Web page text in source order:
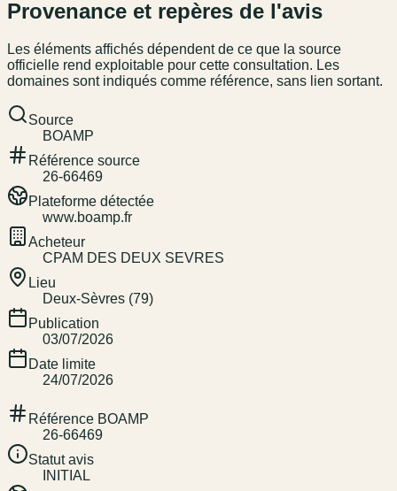
Provenance et repères de l'avis
Les éléments affichés dépendent de ce que la source
officielle rend exploitable pour cette consultation. Les
domaines sont indiqués comme référence, sans lien sortant.
Source
BOAMP
Référence source
26-66469
Plateforme détectée
www.boamp.fr
Acheteur
CPAM DES DEUX SEVRES
Lieu
Deux-Sèvres (79)
Publication
03/07/2026
Date limite
24/07/2026
Référence BOAMP
26-66469
Statut avis
INITIAL